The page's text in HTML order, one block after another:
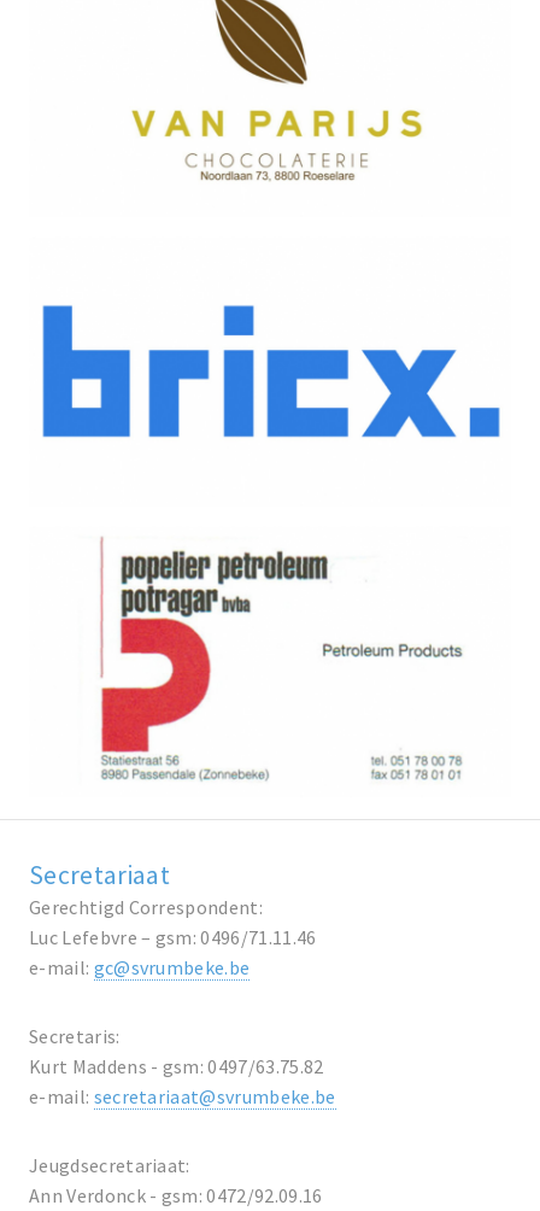
Secretariaat
Gerechtigd Correspondent:
Luc Lefebvre – gsm: 0496/71.11.46
e-mail: gc@svrumbeke.be
Secretaris:
Kurt Maddens - gsm: 0497/63.75.82
e-mail: secretariaat@svrumbeke.be
Jeugdsecretariaat:
Ann Verdonck - gsm: 0472/92.09.16